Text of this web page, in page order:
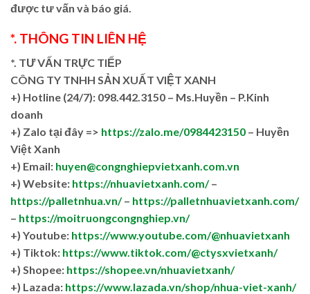
được tư vấn và báo giá.
*. THÔNG TIN LIÊN HỆ
*. TƯ VẤN TRỰC TIẾP
CÔNG TY TNHH SẢN XUẤT VIỆT XANH
+) Hotline (24/7): 098.442.3150 – Ms.Huyền – P.Kinh
doanh
+) Zalo tại đây => https://zalo.me/0984423150 – Huyền
Việt Xanh
+) Email: huyen@congnghiepvietxanh.com.vn
+) Website: https://nhuavietxanh.com/–
https://palletnhua.vn/– https://palletnhuavietxanh.com/
– https://moitruongcongnghiep.vn/
+) Youtube: https://www.youtube.com/@nhuavietxanh
+) Tiktok: https://www.tiktok.com/@ctysxvietxanh/
+) Shopee: https://shopee.vn/nhuavietxanh/
+) Lazada: https://www.lazada.vn/shop/nhua-viet-xanh/